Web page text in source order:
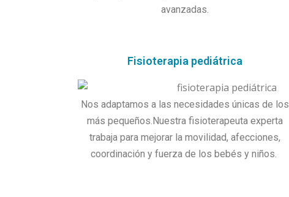
avanzadas.
Fisioterapia pediátrica
Nos adaptamos a las necesidades únicas de los
más pequeños.Nuestra fisioterapeuta experta
trabaja para mejorar la movilidad, afecciones,
coordinación y fuerza de los bebés y niños.